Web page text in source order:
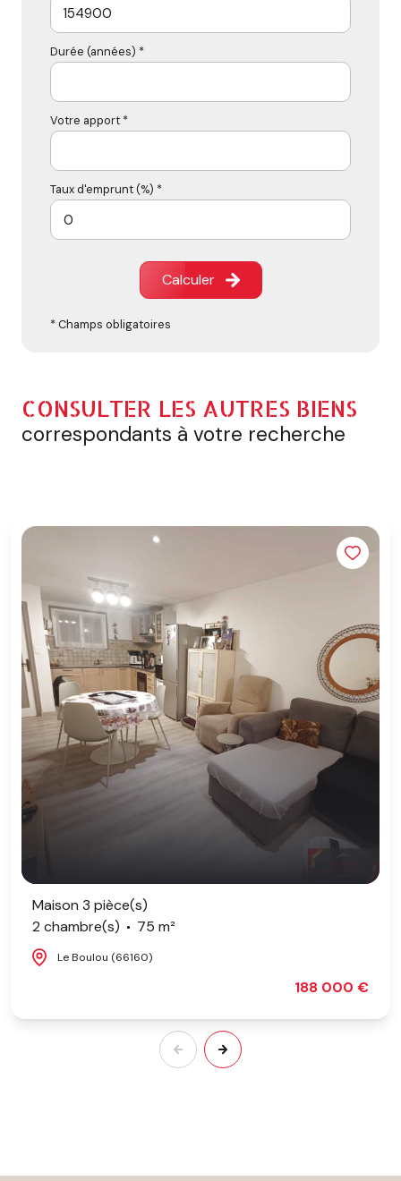
Durée (années) *
Votre apport *
Taux d'emprunt (%) *
Calculer
* Champs obligatoires
CONSULTER LES AUTRES BIENS
correspondants à votre recherche
Maison 3 pièce(s)
2 chambre(s)
75 m²
Le Boulou (66160)
188 000 €